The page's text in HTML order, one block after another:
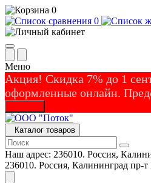
0
0
Меню
Акция! Скидка 7% до 1
оформленные онлайн.
Каталог товаров
Наш адрес: 236010. Россия,
236010. Россия, Калининград пр-